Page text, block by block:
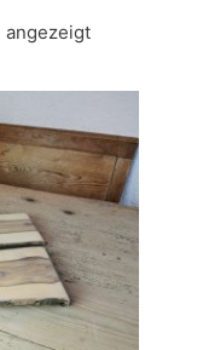
angezeigt